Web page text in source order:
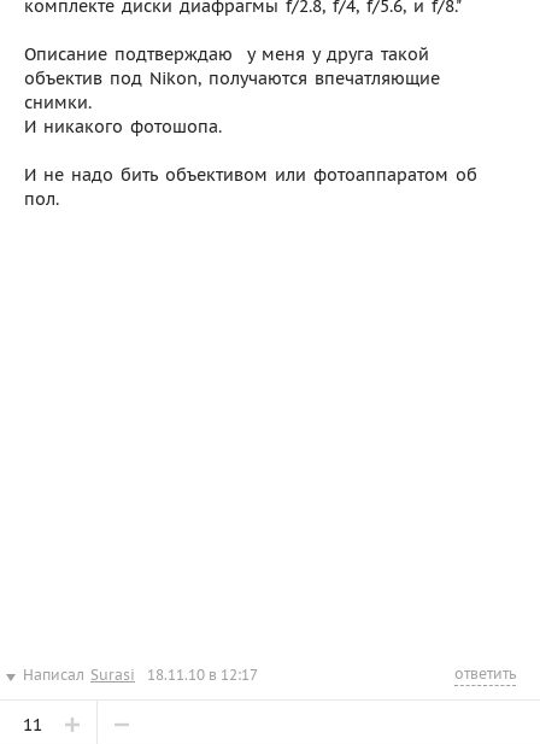
комплекте диски диафрагмы f/2.8, f/4, f/5.6, и f/8."
Описание подтверждаю  у меня у друга такой
объектив под Nikon, получаются впечатляющие
снимки.
И никакого фотошопа.
И не надо бить объективом или фотоаппаратом об
пол.
Написал Surasi 18.11.10 в 12:17 ответить
11